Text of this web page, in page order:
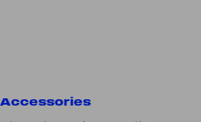
Accessories